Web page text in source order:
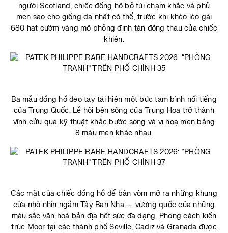
người Scotland, chiếc đồng hồ bỏ túi chạm khắc và phủ
men sao cho giống da nhất có thể, trước khi khéo léo gài
680 hạt cườm vàng mô phỏng đinh tán đồng thau của chiếc
khiên.
Ba mẫu đồng hồ đeo tay tái hiện một bức tam bình nổi tiếng
của Trung Quốc. Lễ hội bên sông của Trung Hoa trở thành
vĩnh cửu qua kỹ thuật khắc bước sóng và vi hoạ men bằng
8 màu men khác nhau.
Các mặt của chiếc đồng hồ để bàn vòm mở ra những khung
cửa nhỏ nhìn ngắm Tây Ban Nha — vương quốc của những
màu sắc văn hoá bản địa hết sức đa dạng. Phong cách kiến
trúc Moor tại các thành phố Seville, Cadiz và Granada được